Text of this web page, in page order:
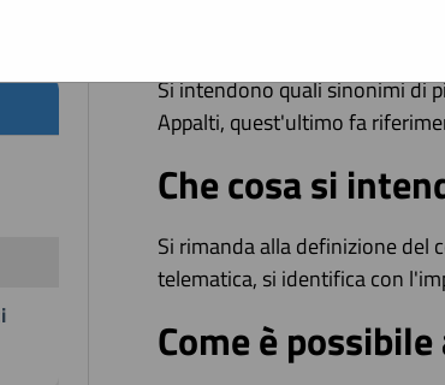
Si intende il presente
gara interamente gestite in
Si intendono quali sinonimi di
Appalti, quest'ultimo fa
Che cosa si
Si rimanda alla definizione del
telematica, si identifica con
Come è